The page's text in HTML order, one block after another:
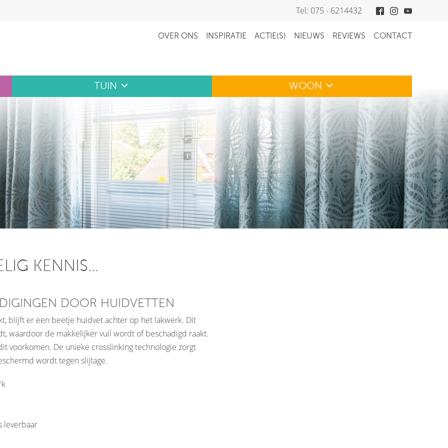
Tel: 075 - 6214432
OVER ONS INSPIRATIE ACTIE(S) NIEUWS REVIEWS CONTACT
TUIN WOON
KENNIS…
DOOR HUIDVETTEN
blijft er een beetje huidvet achter op het lakwerk. Dit
waardoor de makkelijker vuil wordt of beschadigd raakt.
voorkomen. De unieke crosslinking technologie zorgt
wordt tegen slijtage.
leverbaar